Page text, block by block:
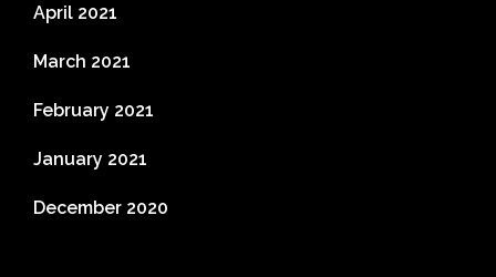
April 2021
March 2021
February 2021
January 2021
December 2020